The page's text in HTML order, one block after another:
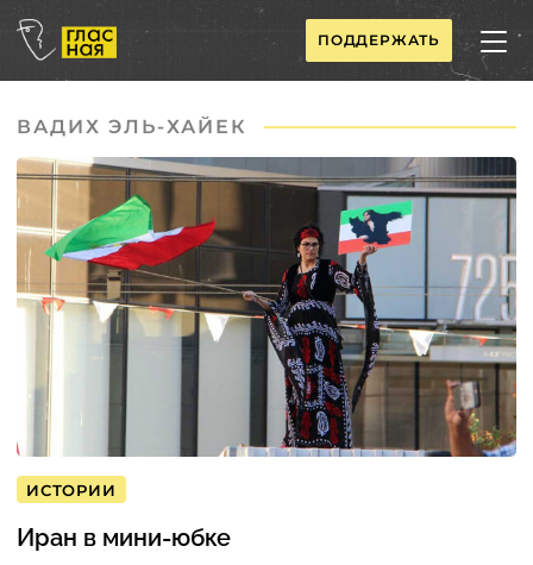
ПОДДЕРЖАТЬ
ВАДИХ ЭЛЬ-ХАЙЕК
ИСТОРИИ
Иран в мини-юбке